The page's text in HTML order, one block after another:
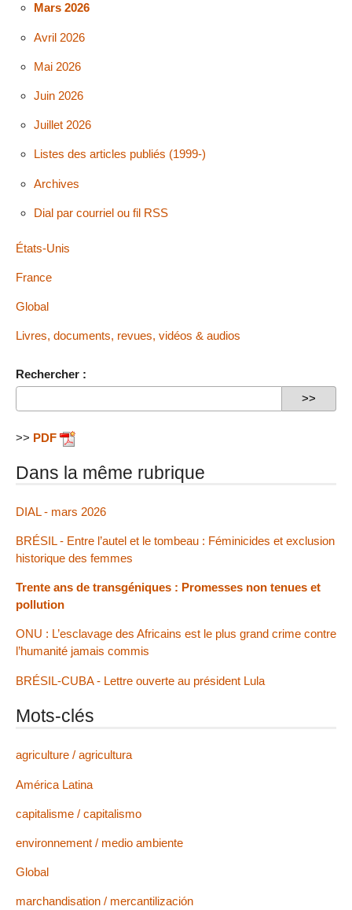
Mars 2026
Avril 2026
Mai 2026
Juin 2026
Juillet 2026
Listes des articles publiés (1999-)
Archives
Dial par courriel ou fil RSS
États-Unis
France
Global
Livres, documents, revues, vidéos & audios
Rechercher :
>> PDF
Dans la même rubrique
DIAL - mars 2026
BRÉSIL - Entre l’autel et le tombeau : Féminicides et exclusion
historique des femmes
Trente ans de transgéniques : Promesses non tenues et
pollution
ONU : L’esclavage des Africains est le plus grand crime contre
l’humanité jamais commis
BRÉSIL-CUBA - Lettre ouverte au président Lula
Mots-clés
agriculture / agricultura
América Latina
capitalisme / capitalismo
environnement / medio ambiente
Global
marchandisation / mercantilización